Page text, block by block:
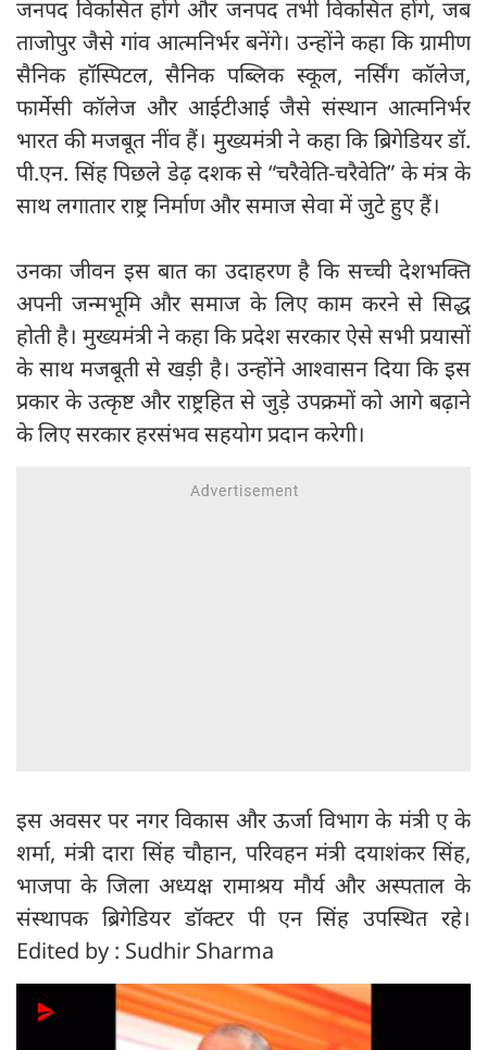
जनपद विकसित होंगे और जनपद तभी विकसित होंगे, जब
ताजोपुर जैसे गांव आत्मनिर्भर बनेंगे। उन्होंने कहा कि ग्रामीण
सैनिक हॉस्पिटल, सैनिक पब्लिक स्कूल, नर्सिंग कॉलेज,
फार्मेसी कॉलेज और आईटीआई जैसे संस्थान आत्मनिर्भर
भारत की मजबूत नींव हैं। मुख्यमंत्री ने कहा कि ब्रिगेडियर डॉ.
पी.एन. सिंह पिछले डेढ़ दशक से “चरैवेति-चरैवेति” के मंत्र के
साथ लगातार राष्ट्र निर्माण और समाज सेवा में जुटे हुए हैं।
उनका जीवन इस बात का उदाहरण है कि सच्ची देशभक्ति
अपनी जन्मभूमि और समाज के लिए काम करने से सिद्ध
होती है। मुख्यमंत्री ने कहा कि प्रदेश सरकार ऐसे सभी प्रयासों
के साथ मजबूती से खड़ी है। उन्होंने आश्वासन दिया कि इस
प्रकार के उत्कृष्ट और राष्ट्रहित से जुड़े उपक्रमों को आगे बढ़ाने
के लिए सरकार हरसंभव सहयोग प्रदान करेगी।
इस अवसर पर नगर विकास और ऊर्जा विभाग के मंत्री ए के
शर्मा, मंत्री दारा सिंह चौहान, परिवहन मंत्री दयाशंकर सिंह,
भाजपा के जिला अध्यक्ष रामाश्रय मौर्य और अस्पताल के
संस्थापक ब्रिगेडियर डॉक्टर पी एन सिंह उपस्थित रहे।
Edited by : Sudhir Sharma